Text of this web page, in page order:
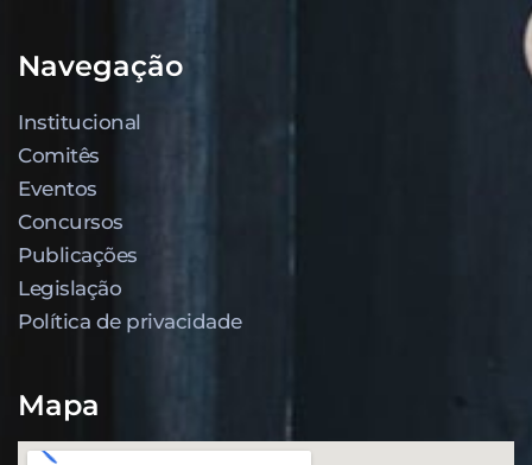
Navegação
Institucional
Comitês
Eventos
Concursos
Publicações
Legislação
Política de privacidade
Mapa